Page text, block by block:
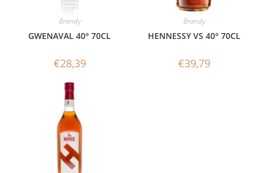
Brandy
GWENAVAL 40° 70CL
€28,39
Brandy
HENNESSY VS 40° 70CL
€39,79